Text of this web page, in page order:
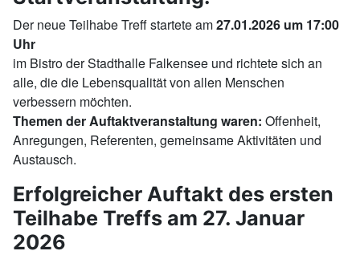
Der neue Teilhabe Treff startete am27.01.2026 um 17:00
Uhr
im Bistro der Stadthalle Falkensee und richtete sich an
alle, die die Lebensqualität von allen Menschen
verbessern möchten.
Themen der Auftaktveranstaltung waren: Offenheit,
Anregungen, Referenten, gemeinsame Aktivitäten und
Austausch.
Erfolgreicher Auftakt des ersten
Teilhabe Treffs am 27. Januar
2026